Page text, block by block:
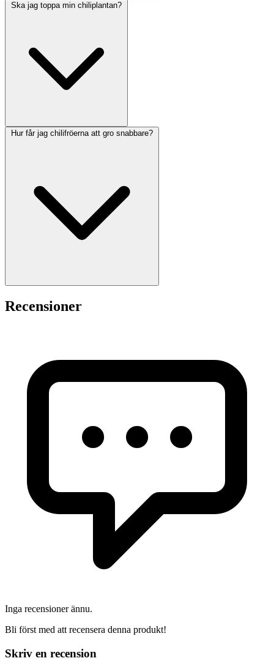
Ska jag toppa min chiliplantan?
Hur får jag chilifröerna att gro snabbare?
Recensioner
Inga recensioner ännu.
Bli först med att recensera denna produkt!
Skriv en recension